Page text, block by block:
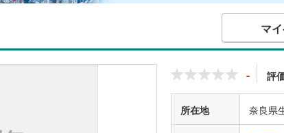
マ
- 評
所在地 奈良県